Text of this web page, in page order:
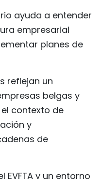
ayuda a entender
empresarial
planes de
reflejan un
belgas y
contexto de
y
de
y un entorno